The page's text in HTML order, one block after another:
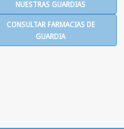
NUESTRAS GUARDIAS
CONSULTAR FARMACIAS DE
GUARDIA